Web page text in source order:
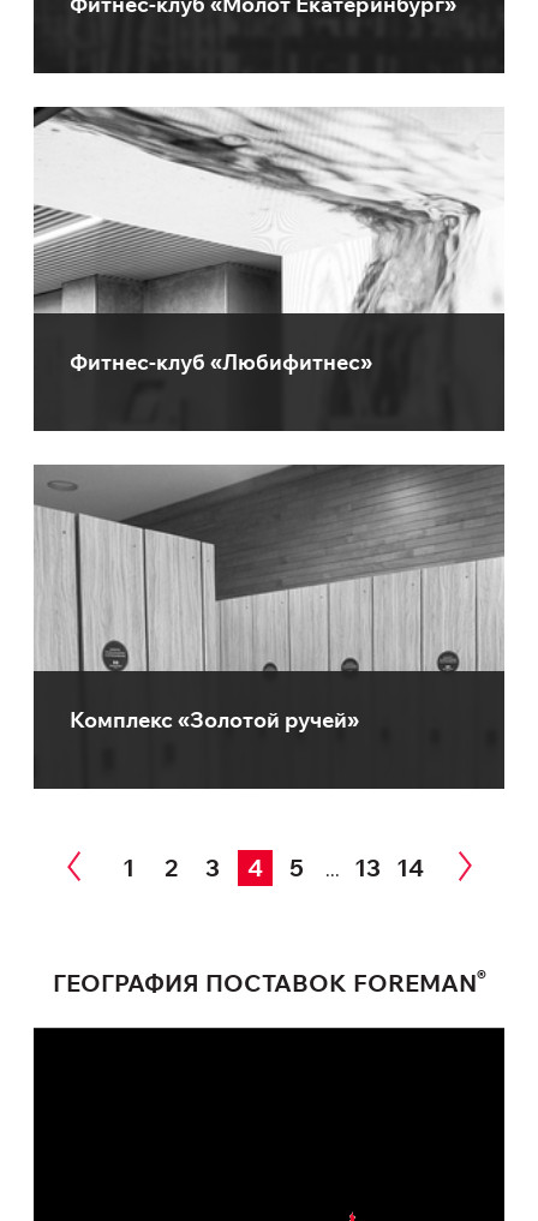
Фитнес-клуб «Любифитнес»
Комплекс «Золотой ручей»
1 2 3 4 5 ... 13 14
ГЕОГРАФИЯ ПОСТАВОК FOREMAN®